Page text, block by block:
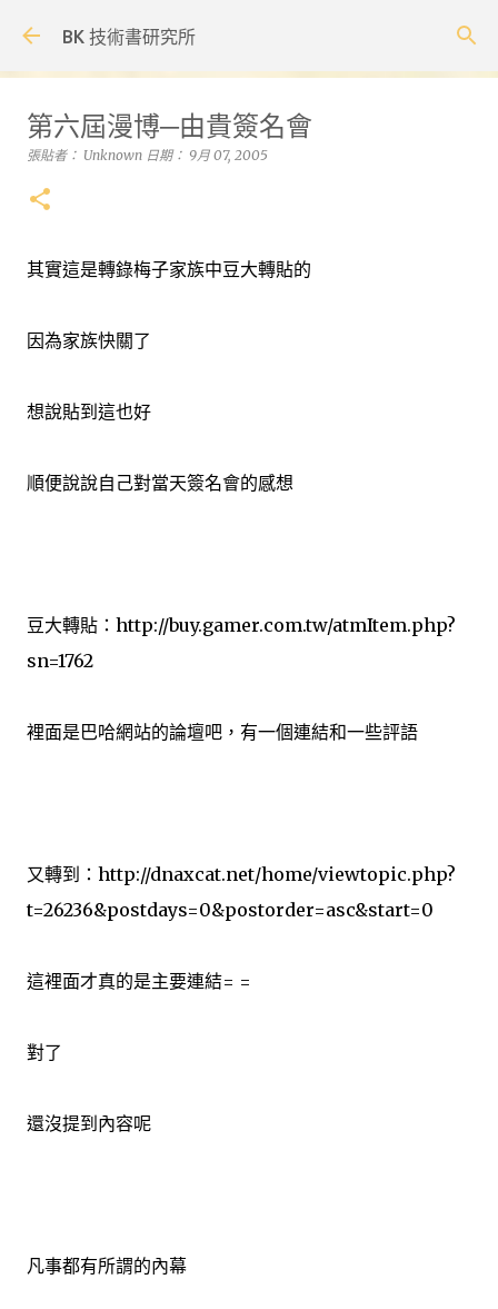
BK 技術書研究所
第六屆漫博─由貴簽名會
張貼者： Unknown 日期： 9月 07, 2005
其實這是轉錄梅子家族中豆大轉貼的
因為家族快關了
想說貼到這也好
順便說說自己對當天簽名會的感想
豆大轉貼：http://buy.gamer.com.tw/atmItem.php?
sn=1762
裡面是巴哈網站的論壇吧，有一個連結和一些評語
又轉到：http://dnaxcat.net/home/viewtopic.php?
t=26236&postdays=0&postorder=asc&start=0
這裡面才真的是主要連結= =
對了
還沒提到內容呢
凡事都有所謂的內幕